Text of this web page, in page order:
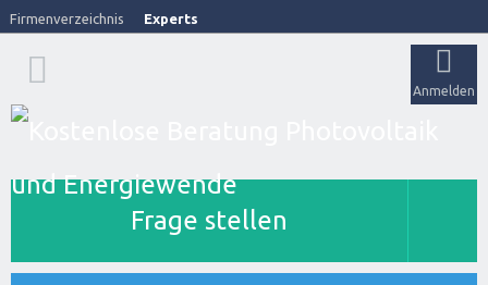
Firmenverzeichnis Experts
Anmelden
Frage stellen